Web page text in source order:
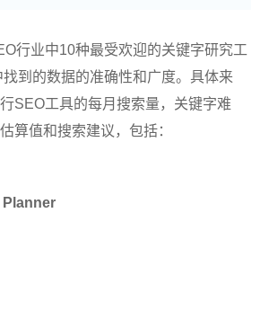
行业中10种最受欢迎的关键字研究工
到的数据的准确性和广度。具体来
SEO工具的每月搜索量，关键字难
算值和搜索建议，包括：